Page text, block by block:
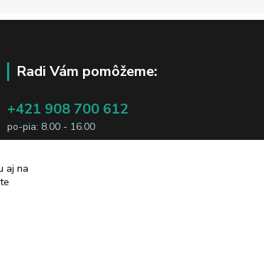
Radi Vám pomôžeme:
+421 908 700 612
po-pia: 8.00 - 16.00
aj na